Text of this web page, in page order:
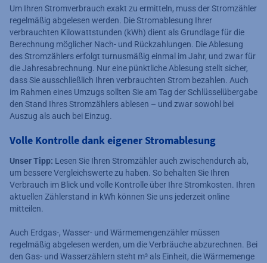
Um Ihren Stromverbrauch exakt zu ermitteln, muss der Stromzähler
regelmäßig abgelesen werden. Die Stromablesung Ihrer
verbrauchten Kilowattstunden (kWh) dient als Grundlage für die
Berechnung möglicher Nach- und Rückzahlungen. Die Ablesung
des Stromzählers erfolgt turnusmäßig einmal im Jahr, und zwar für
die Jahresabrechnung. Nur eine pünktliche Ablesung stellt sicher,
dass Sie ausschließlich Ihren verbrauchten Strom bezahlen. Auch
im Rahmen eines Umzugs sollten Sie am Tag der Schlüsselübergabe
den Stand Ihres Stromzählers ablesen – und zwar sowohl bei
Auszug als auch bei Einzug.
Volle Kontrolle dank eigener Stromablesung
Unser Tipp: Lesen Sie Ihren Stromzähler auch zwischendurch ab,
um bessere Vergleichswerte zu haben. So behalten Sie Ihren
Verbrauch im Blick und volle Kontrolle über Ihre Stromkosten. Ihren
aktuellen Zählerstand in kWh können Sie uns jederzeit online
mitteilen.
Auch Erdgas-, Wasser- und Wärmemengenzähler müssen
regelmäßig abgelesen werden, um die Verbräuche abzurechnen. Bei
den Gas- und Wasserzählern steht m³ als Einheit, die Wärmemenge